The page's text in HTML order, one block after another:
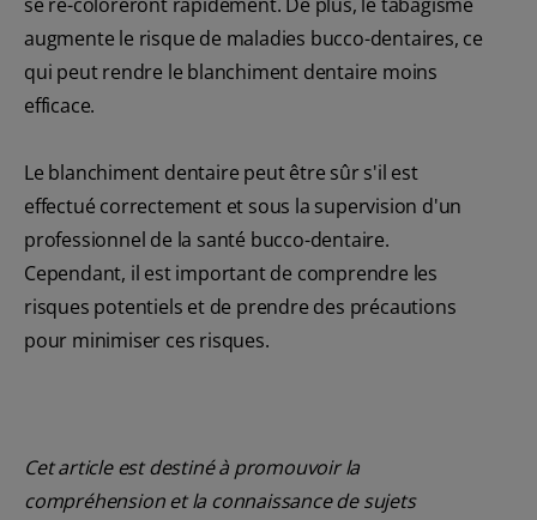
augmente le risque de maladies bucco-dentaires, ce
qui peut rendre le blanchiment dentaire moins
efficace.
Le blanchiment dentaire peut être sûr s'il est
effectué correctement et sous la supervision d'un
professionnel de la santé bucco-dentaire.
Cependant, il est important de comprendre les
risques potentiels et de prendre des précautions
pour minimiser ces risques.
Cet article est destiné à promouvoir la
compréhension et la connaissance de sujets